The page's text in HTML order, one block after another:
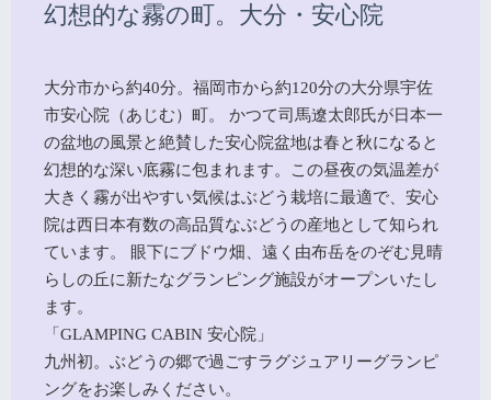
幻想的な霧の町。大分・安心院
大分市から約40分。福岡市から約120分の大分県宇佐
市安心院（あじむ）町。 かつて司馬遼太郎氏が日本一
の盆地の風景と絶賛した安心院盆地は春と秋になると
幻想的な深い底霧に包まれます。この昼夜の気温差が
大きく霧が出やすい気候はぶどう栽培に最適で、安心
院は西日本有数の高品質なぶどうの産地として知られ
ています。 眼下にブドウ畑、遠く由布岳をのぞむ見晴
らしの丘に新たなグランピング施設がオープンいたし
ます。
「GLAMPING CABIN 安心院」
九州初。ぶどうの郷で過ごすラグジュアリーグランピ
ングをお楽しみください。